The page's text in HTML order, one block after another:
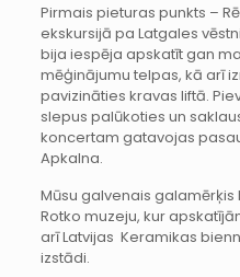
Pirmais pieturas punkts –
ekskursijā pa Latgales
bija iespēja apskatīt gan
mēģinājumu telpas, kā arī
pavizināties kravas liftā.
slepus palūkoties un
koncertam gatavojas
Apkalna.
Mūsu galvenais
Rotko muzeju, kur
arī Latvijas Keramikas
izstādi.